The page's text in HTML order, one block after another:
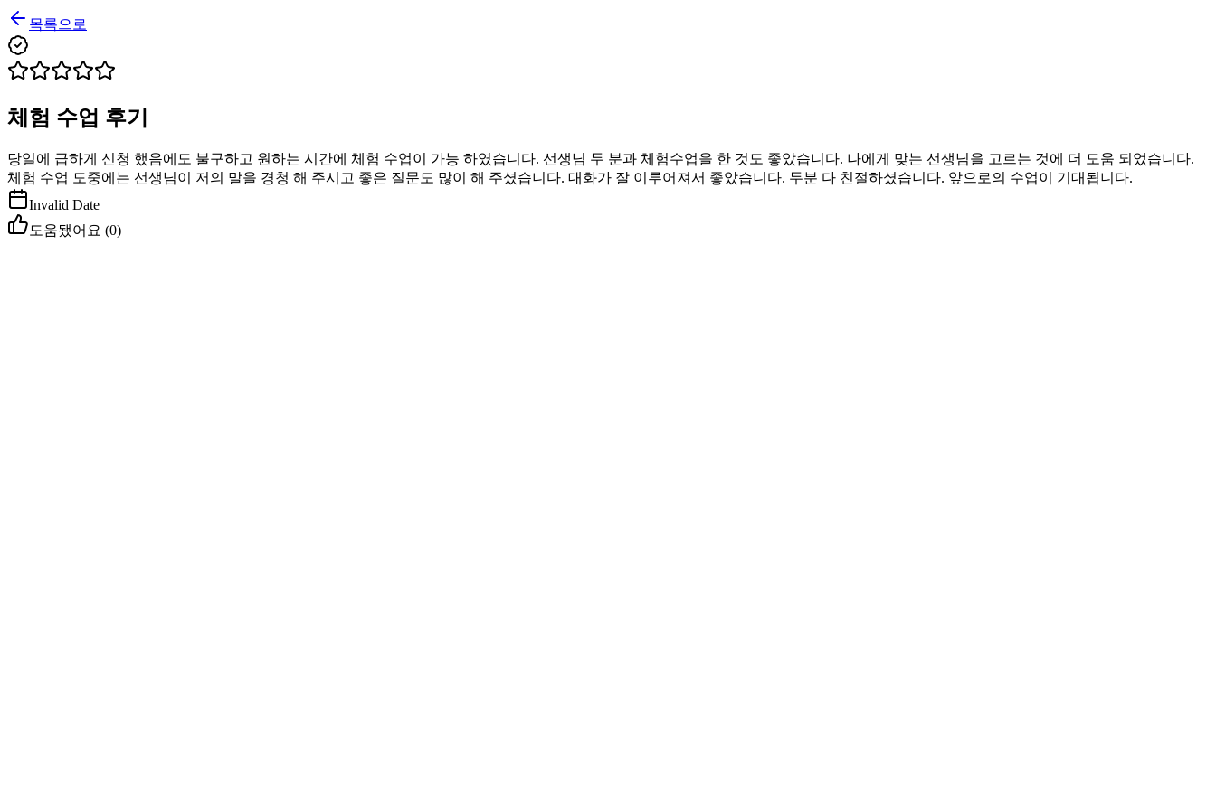
목록으로
체험 수업 후기
당일에 급하게 신청 했음에도 불구하고 원하는 시간에 체험 수업이 가능 하였습니다. 선생님 두 분과 체험수업을 한 것도 좋았습니다. 나에게 맞는 선생님을 고르는 것에 더 도움 되었습니다.
체험 수업 도중에는 선생님이 저의 말을 경청 해 주시고 좋은 질문도 많이 해 주셨습니다. 대화가 잘 이루어져서 좋았습니다. 두분 다 친절하셨습니다. 앞으로의 수업이 기대됩니다.
Invalid Date
도움됐어요 (0)